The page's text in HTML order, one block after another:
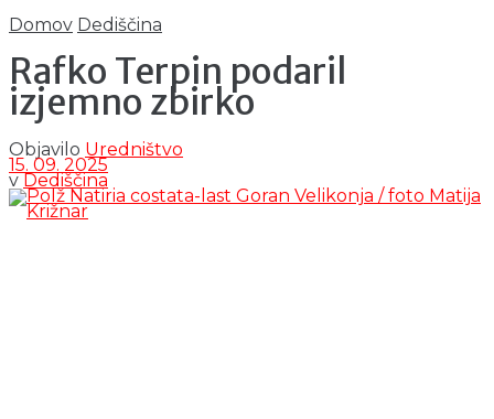
Domov Dediščina
Rafko Terpin podaril
izjemno zbirko
Objavilo Uredništvo
15. 09. 2025
v Dediščina